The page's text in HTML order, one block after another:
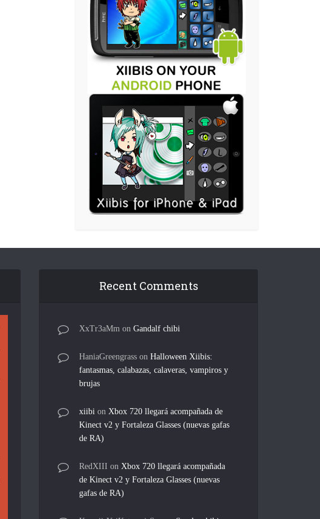
Recent Comments
XxTr3aMm onGandalf chibi
HaniaGreengrass onHalloween Xiibis:
fantasmas, calabazas, calaveras, vampiros y
brujas
xiibi on Xbox 720 llegará acompañada de
Kinect v2 y Fortaleza Glasses (nuevas gafas
de RA)
RedXIII on Xbox 720 llegará acompañada
de Kinect v2 y Fortaleza Glasses (nuevas
gafas de RA)